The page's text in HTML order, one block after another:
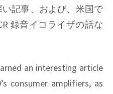
い記事、および、米国で
録音イコライザの話な
an interesting article
consumer amplifiers, as